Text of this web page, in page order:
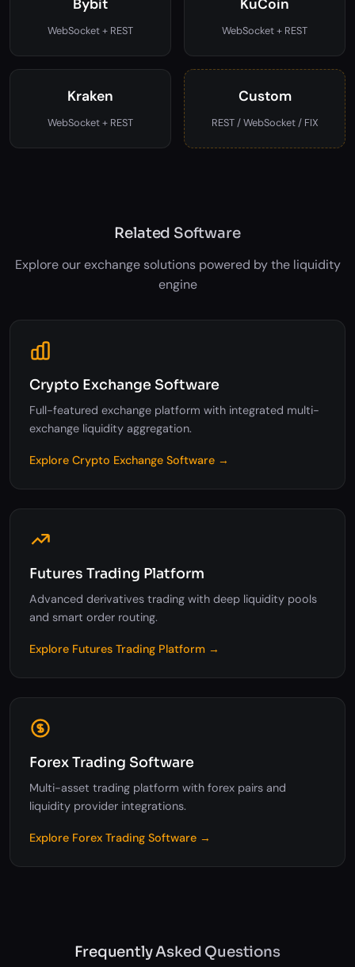
Bybit
WebSocket + REST
KuCoin
WebSocket + REST
Kraken
WebSocket + REST
Custom
REST / WebSocket / FIX
Related Software
Explore our exchange solutions powered by the liquidity
engine
Crypto Exchange Software
Full-featured exchange platform with integrated multi-
exchange liquidity aggregation.
Explore Crypto Exchange Software →
Futures Trading Platform
Advanced derivatives trading with deep liquidity pools
and smart order routing.
Explore Futures Trading Platform →
Forex Trading Software
Multi-asset trading platform with forex pairs and
liquidity provider integrations.
Explore Forex Trading Software →
Frequently Asked Questions